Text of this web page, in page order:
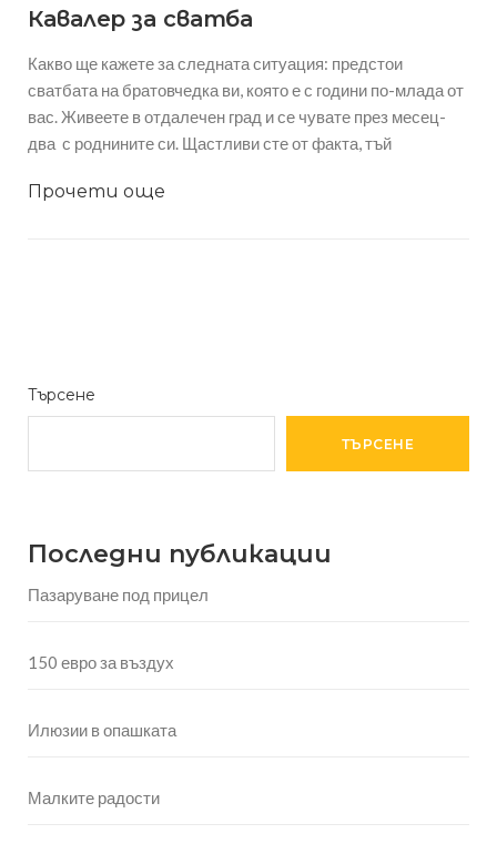
Кавалер за сватба
Какво ще кажете за следната ситуация: предстои
сватбата на братовчедка ви, която е с години по-млада от
вас. Живеете в отдалечен град и се чувате през месец-
два с роднините си. Щастливи сте от факта, тъй
Прочети още
Търсене
ТЪРСЕНЕ
Последни публикации
Пазаруване под прицел
150 евро за въздух
Илюзии в опашката
Малките радости